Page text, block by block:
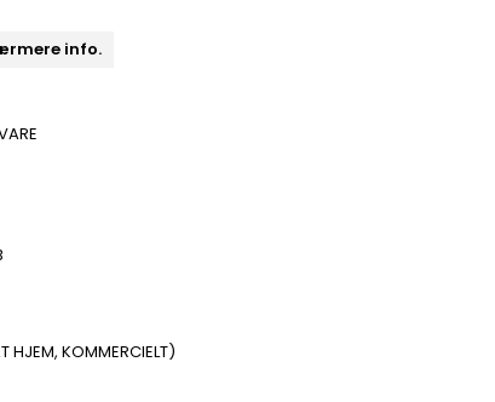
info.
HJEM, KOMMERCIELT)